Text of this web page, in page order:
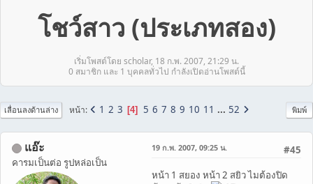
โชว์สาว (ประเภทสอง)
เริ่มโพสต์โดย scholar, 18 ก.พ. 2007, 21:29 น.
0 สมาชิก และ 1 บุคคลทั่วไป กำลังเปิดอ่านโพสต์นี้
พิมพ์
เลื่อนลงด้านล่าง หน้า 1 2 3 4 5 6 7 8 9 10 11 ... 52
แอ๊ะ
คารมเป็นต่อ รูปหล่อเป็น
#45
19 ก.พ. 2007, 09:25 น.
หน้า 1 สยอง หน้า 2 สยิว ไมต้องปิด